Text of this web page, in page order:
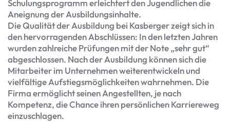
Schulungsprogramm erleichtert den Jugendlichen die
Aneignung der Ausbildungsinhalte.
Die Qualität der Ausbildung bei Kasberger zeigt sich in
den hervorragenden Abschlüssen: In den letzten Jahren
wurden zahlreiche Prüfungen mit der Note „sehr gut“
abgeschlossen. Nach der Ausbildung können sich die
Mitarbeiter im Unternehmen weiterentwickeln und
vielfältige Aufstiegsmöglichkeiten wahrnehmen. Die
Firma ermöglicht seinen Angestellten, je nach
Kompetenz, die Chance ihren persönlichen Karriereweg
einzuschlagen.